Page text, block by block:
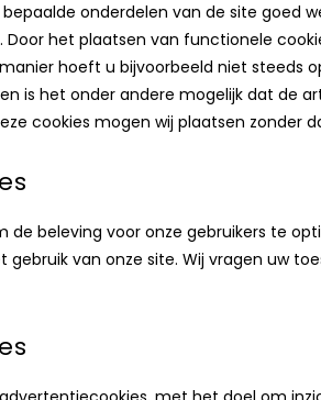
onderdelen van de site goed
Door het plaatsen van functionele
hoeft u bijvoorbeeld niet steeds
is het onder andere mogelijk dat de
cookies mogen wij plaatsen zonder
de beleving voor onze gebruikers te
gebruik van onze site. Wij vragen uw